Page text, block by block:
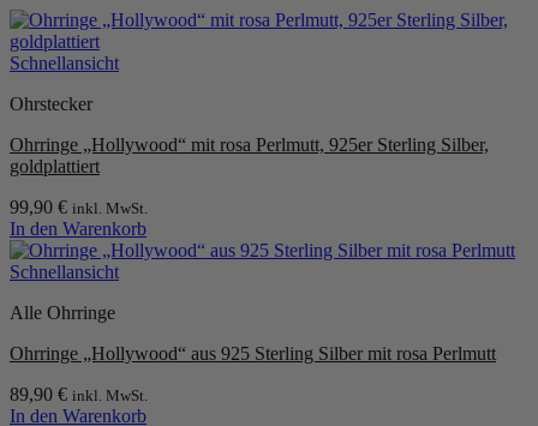
mehrere
Varianten
auf.
Die
Optionen
auf
der
gewählt
werden
Schnellansicht
Ohrstecker
Ohrringe „Hollywood“ mit rosa Perlmutt, 925er Sterling Silber,
goldplattiert
99,90 € inkl. MwSt.
In den Warenkorb
Schnellansicht
Alle Ohrringe
Ohrringe „Hollywood“ aus 925 Sterling Silber mit rosa Perlmutt
89,90 € inkl. MwSt.
In den Warenkorb